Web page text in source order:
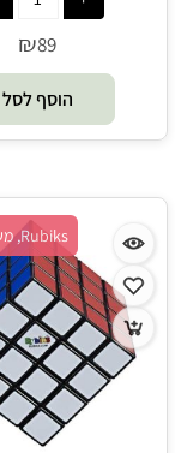
₪89
הוסף לסל
Rubiks, מש' 1+, גיל 8+